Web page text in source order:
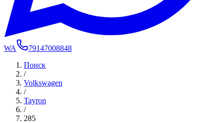
WA
79147008848
Поиск
/
Volkswagen
/
Tayron
/
285